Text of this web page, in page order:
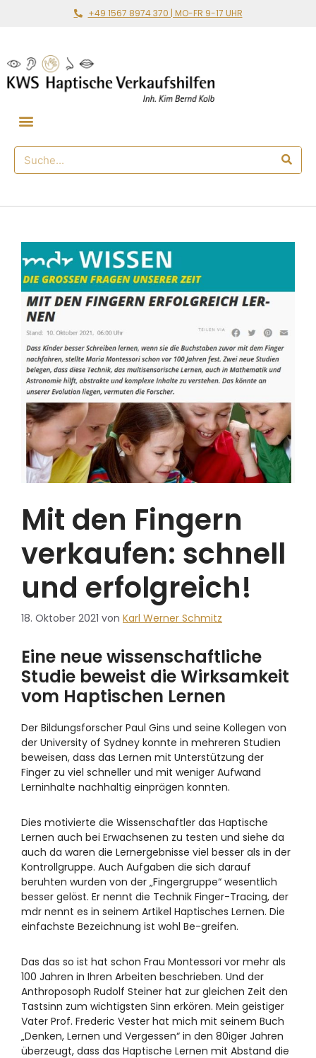
+49 1567 8974 370 | MO-FR 9-17 UHR
Mit den Fingern
verkaufen: schnell
und erfolgreich!
18. Oktober 2021 von Karl Werner Schmitz
Eine neue wissenschaftliche
Studie beweist die Wirksamkeit
vom Haptischen Lernen
Der Bildungsforscher Paul Gins und seine Kollegen von
der University of Sydney konnte in mehreren Studien
beweisen, dass das Lernen mit Unterstützung der
Finger zu viel schneller und mit weniger Aufwand
Lerninhalte nachhaltig einprägen konnten.
Dies motivierte die Wissenschaftler das Haptische
Lernen auch bei Erwachsenen zu testen und siehe da
auch da waren die Lernergebnisse viel besser als in der
Kontrollgruppe. Auch Aufgaben die sich darauf
beruhten wurden von der „Fingergruppe“ wesentlich
besser gelöst. Er nennt die Technik Finger-Tracing, der
mdr nennt es in seinem Artikel Haptisches Lernen. Die
einfachste Bezeichnung ist wohl Be-greifen.
Das das so ist hat schon Frau Montessori vor mehr als
100 Jahren in Ihren Arbeiten beschrieben. Und der
Anthroposoph Rudolf Steiner hat zur gleichen Zeit den
Tastsinn zum wichtigsten Sinn erkören. Mein geistiger
Vater Prof. Frederic Vester hat mich mit seinem Buch
„Denken, Lernen und Vergessen“ in den 80iger Jahren
überzeugt, dass das Haptische Lernen mit Abstand die